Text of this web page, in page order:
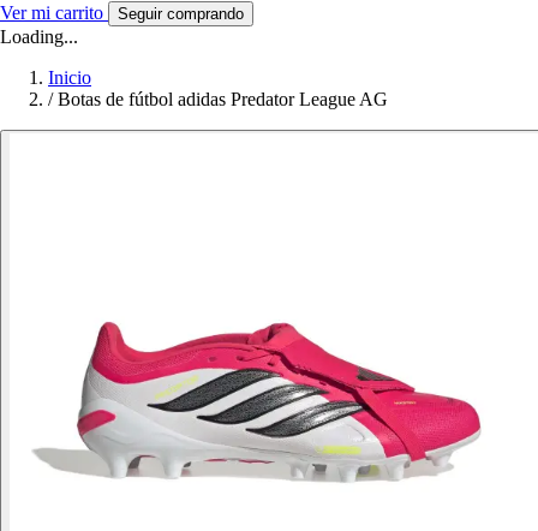
Ver mi carrito Seguir comprando
Loading...
Inicio
/ Botas de fútbol adidas Predator League AG